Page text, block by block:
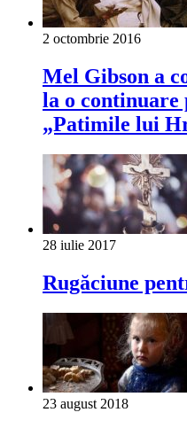
2 octombrie 2016
Mel Gibson a
la o
„Patimile lui
28 iulie 2017
Rugăciune
23 august 2018